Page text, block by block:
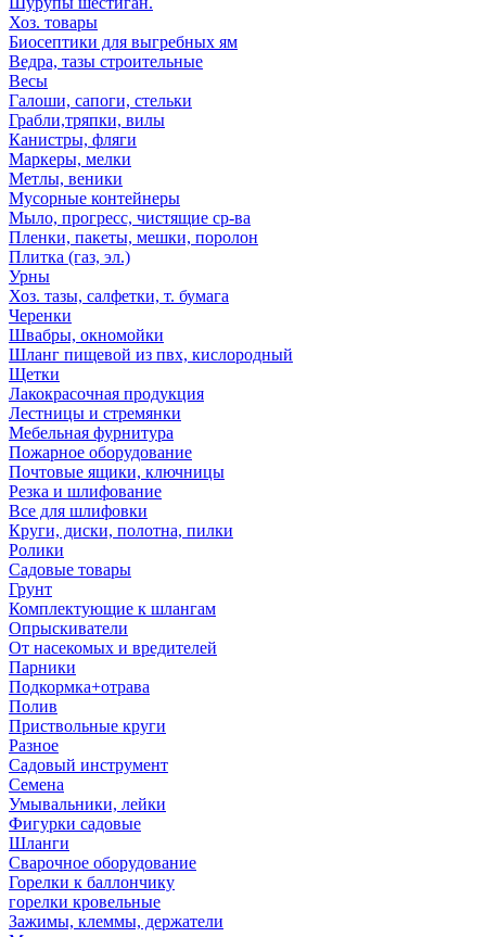
Хоз. товары
Биосептики для выгребных ям
Ведра, тазы строительные
Весы
Галоши, сапоги, стельки
Грабли,тряпки, вилы
Канистры, фляги
Маркеры, мелки
Метлы, веники
Мусорные контейнеры
Мыло, прогресс, чистящие ср-ва
Пленки, пакеты, мешки, поролон
Плитка (газ, эл.)
Урны
Хоз. тазы, салфетки, т. бумага
Черенки
Швабры, окномойки
Шланг пищевой из пвх, кислородный
Щетки
Лакокрасочная продукция
Лестницы и стремянки
Мебельная фурнитура
Пожарное оборудование
Почтовые ящики, ключницы
Резка и шлифование
Все для шлифовки
Круги, диски, полотна, пилки
Ролики
Садовые товары
Грунт
Комплектующие к шлангам
Опрыскиватели
От насекомых и вредителей
Парники
Подкормка+отрава
Полив
Приствольные круги
Разное
Садовый инструмент
Семена
Умывальники, лейки
Фигурки садовые
Шланги
Сварочное оборудование
Горелки к баллончику
горелки кровельные
Зажимы, клеммы, держатели